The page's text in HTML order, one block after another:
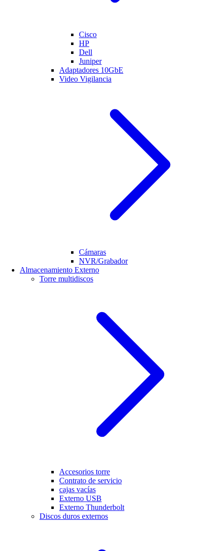
Cisco
HP
Dell
Juniper
Adaptadores 10GbE
Video Vigilancia
Cámaras
NVR/Grabador
Almacenamiento Externo
Torre multidiscos
Accesorios torre
Contrato de servicio
cajas vacías
Externo USB
Externo Thunderbolt
Discos duros externos